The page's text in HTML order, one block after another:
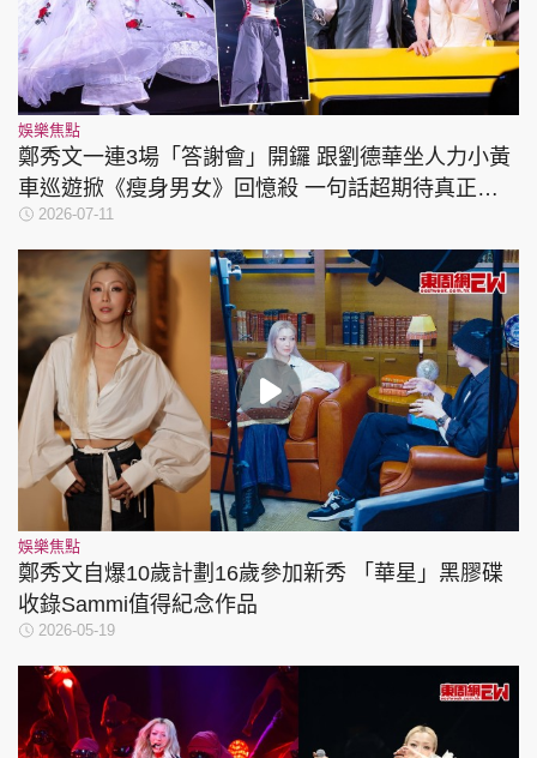
娛樂焦點
鄭秀文一連3場「答謝會」開鑼 跟劉德華坐人力小黃
車巡遊掀《瘦身男女》回憶殺 一句話超期待真正演
唱會2026-07-11
娛樂焦點
鄭秀文自爆10歲計劃16歲參加新秀 「華星」黑膠碟
收錄Sammi值得紀念作品
2026-05-19